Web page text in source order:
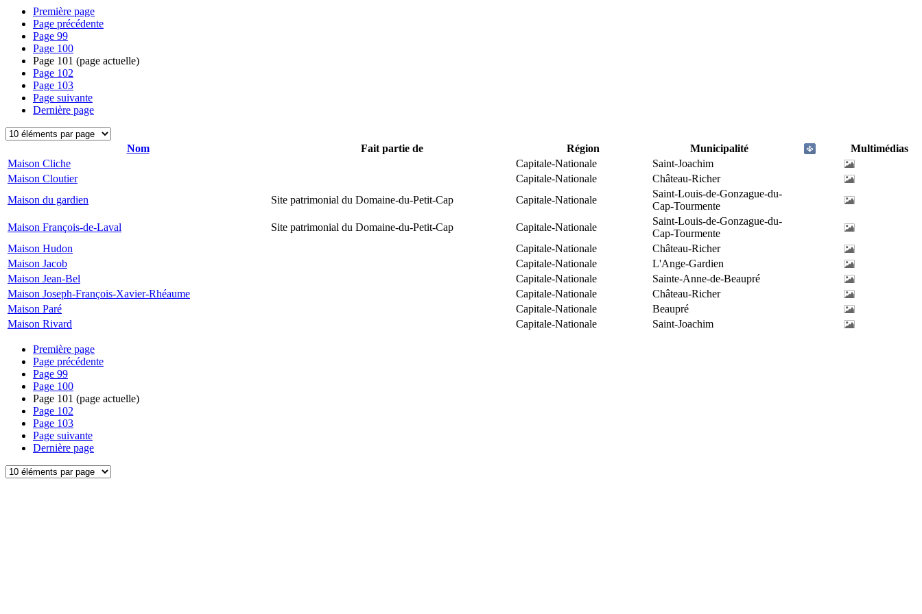
Première page
Page précédente
Page 99
Page 100
Page 101 (page actuelle)
Page 102
Page 103
Page suivante
Dernière page
Nom Fait partie de Région Municipalité
Multimédias
Maison Cliche
Capitale-Nationale
Saint-Joachim
Maison Cloutier
Capitale-Nationale
Château-Richer
Maison du gardien
Site patrimonial du Domaine-du-Petit-Cap Capitale-Nationale
Saint-Louis-de-Gonzague-du-
Cap-Tourmente
Maison François-de-Laval
Site patrimonial du Domaine-du-Petit-Cap Capitale-Nationale
Saint-Louis-de-Gonzague-du-
Cap-Tourmente
Maison Hudon
Capitale-Nationale
Château-Richer
Maison Jacob
Capitale-Nationale
L'Ange-Gardien
Maison Jean-Bel
Capitale-Nationale
Sainte-Anne-de-Beaupré
Maison Joseph-François-Xavier-Rhéaume
Capitale-Nationale
Château-Richer
Maison Paré
Capitale-Nationale
Beaupré
Maison Rivard
Capitale-Nationale Saint-Joachim
Première page
Page précédente
Page 99
Page 100
Page 101 (page actuelle)
Page 102
Page 103
Page suivante
Dernière page